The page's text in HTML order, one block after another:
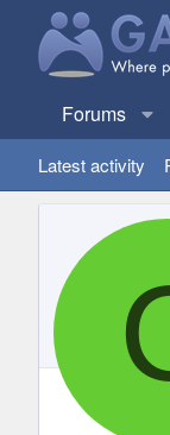
Forums
Latest activity